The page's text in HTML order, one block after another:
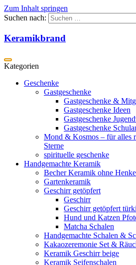
Zum Inhalt springen
Suchen nach:
Keramikbrand
Geschenke
Gastgeschenke
Gastgeschenke &
Gastgeschenke Ideen
Gastgeschenke
Gastgeschenke
Mond & Kosmos – für alles
Sterne
spirituelle geschenke
Handgemachte Keramik
Becher Keramik ohne
Gartenkeramik
Geschirr getöpfert
Geschirr
Geschirr getöpfert
Hund und Katzen
Matcha Schalen
Handgemachte Schalen &
Kakaozeremonie Set &
Keramik Geschirr beige
Keramik Seifenschalen